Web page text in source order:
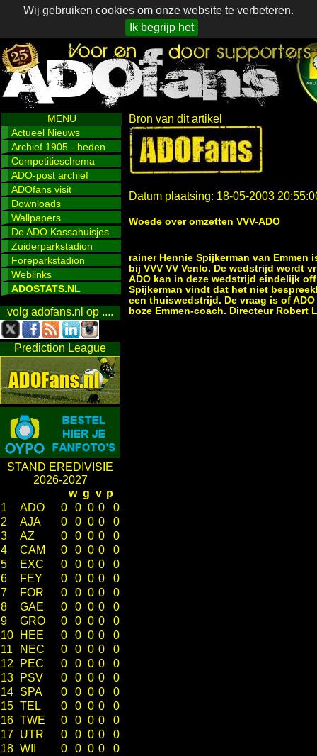
Wij gebruiken cookies om onze website te verbeteren.
Ik begrijp het
MENU
Actueel Nieuws
Archief 1905 - heden
Competitieschema
ADO-post archief
ADOfans visit
Downloads
Wallpapers
De ADO Kassahuisjes
Zuiderparkstadion
Foreparkstadion
Weblinks
ADOSTATS.NL
volg adofans.nl op ....
Prediction League
STAND EREDIVISIE
2026-2027
w g v p
1
ADO 0 0 0 0
0
2
AJA 0 0 0 0
0
3
AZ 0 0 0 0
0
4
CAM 0 0 0 0
0
5
EXC 0 0 0 0
0
6
FEY 0 0 0 0
0
7
FOR 0 0 0 0
0
8
GAE 0 0 0 0
0
9
GRO 0 0 0 0
0
10
HEE 0 0 0 0
0
11
NEC 0 0 0 0
0
12
PEC 0 0 0 0
0
13
PSV 0 0 0 0
0
14 SPA 0 0 0 0
0
15 TEL 0 0 0 0
0
16 TWE 0 0 0 0
0
17 UTR 0 0 0 0
0
18 WII 0 0 0 0
0
Bron van dit artikel
Datum plaatsing: 18-05-2003
Woede over omzetten VVV-ADO
rainer Hennie Spijkerman van Emmen
bij VVV VV Venlo. De wedstrijd wordt
ADO kan in deze wedstrijd eindelijk
Spijkerman vindt dat het niet
een thuiswedstrijd. De vraag is of
boze Emmen-coach. Directeur